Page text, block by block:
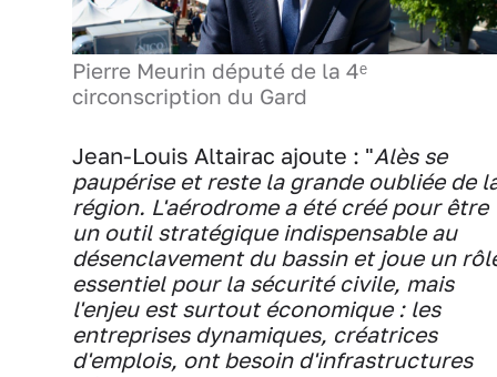
Pierre Meurin député de la 4ᵉ
circonscription du Gard
Jean-Louis Altairac ajoute : "Alès se
paupérise et reste la grande oubliée de
région. L'aérodrome a été créé pour être
un outil stratégique indispensable au
désenclavement du bassin et joue un
essentiel pour la sécurité civile, mais
l'enjeu est surtout économique : les
entreprises dynamiques, créatrices
d'emplois, ont besoin d'infrastructures